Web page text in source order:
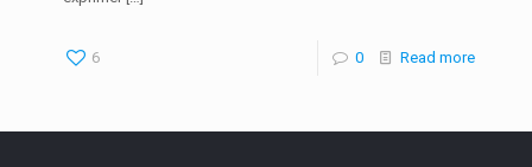
6 0 Read more